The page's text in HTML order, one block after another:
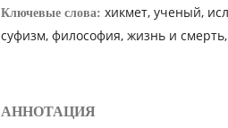
Ключевые слова: хикмет, ученый,
суфизм, философия, жизнь и
АННОТАЦИЯ